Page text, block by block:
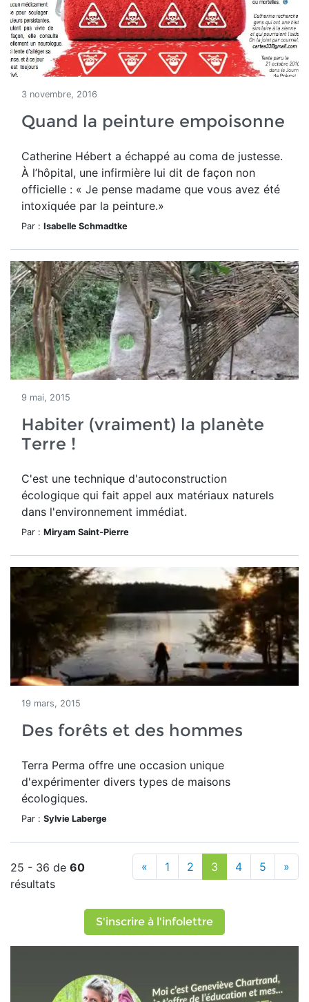
3 novembre, 2016
Quand la peinture empoisonne
Catherine Hébert a échappé au coma de justesse.
À l’hôpital, une infirmière lui dit de façon non
officielle : « Je pense madame que vous avez été
intoxiquée par la peinture.»
Par : Isabelle Schmadtke
9 mai, 2015
Habiter (vraiment) la planète
Terre !
C'est une technique d'autoconstruction
écologique qui fait appel aux matériaux naturels
dans l'environnement immédiat.
Par : Miryam Saint-Pierre
19 mars, 2015
Des forêts et des hommes
Terra Perma offre une occasion unique
d'expérimenter divers types de maisons
écologiques.
Par : Sylvie Laberge
25 - 36 de 60
résultats
« 1 2 3 4 5 »
S'inscrire à l'infolettre